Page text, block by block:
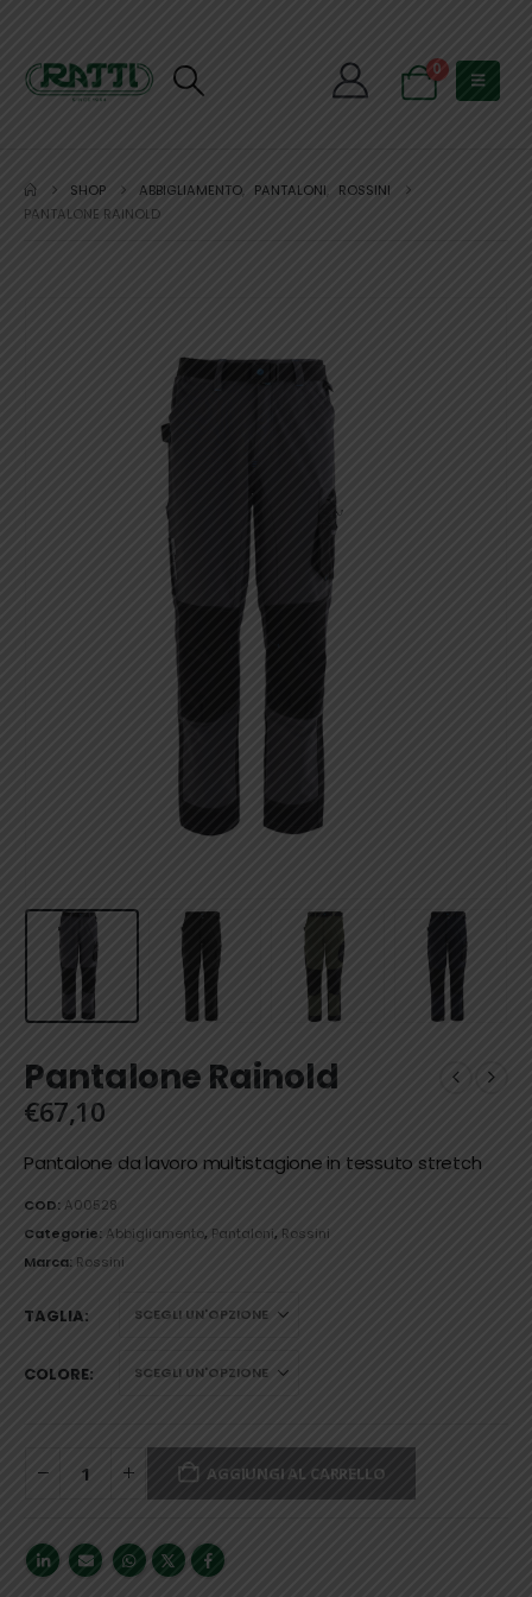
0
SHOP ABBIGLIAMENTO PANTALONI
ROSSINI
PANTALONE RAINOLD
Pantalone Rainold
€67,10
Pantalone da lavoro multistagione in tessuto stretch
COD:A00528
Categorie: Abbigliamento, Pantaloni, Rossini
Marca: Rossini
TAGLIA
COLORE
AGGIUNGI AL CARRELLO